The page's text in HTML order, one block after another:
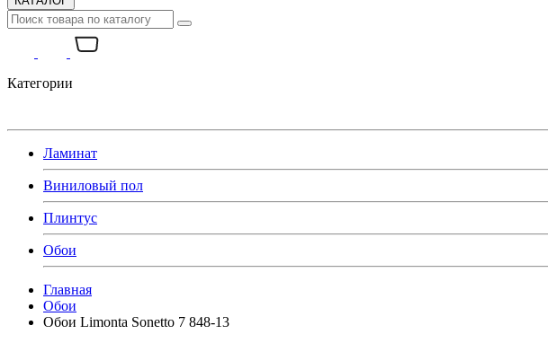
Категории
Ламинат
Виниловый пол
Плинтус
Обои
Главная
Обои
Обои Limonta Sonetto 7 848-13